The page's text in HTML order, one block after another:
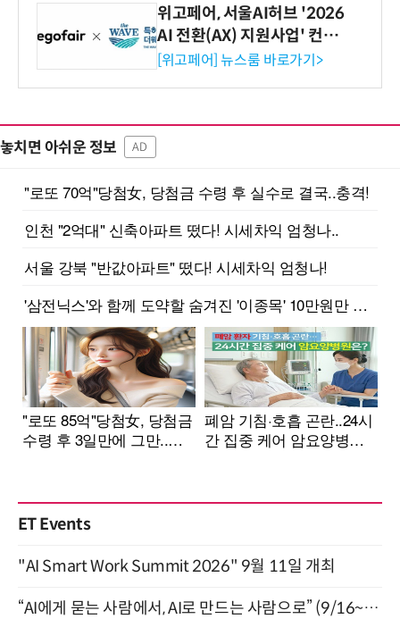
위고페어, 서울AI허브 '2026
AI 전환(AX) 지원사업' 컨소
시엄 선정
[위고페어] 뉴스룸 바로가기>
놓치면 아쉬운 정보 AD
ET Events
"AI Smart Work Summit 2026" 9월 11일 개최
“AI에게 묻는 사람에서, AI로 만드는 사람으로” (9/16~17)